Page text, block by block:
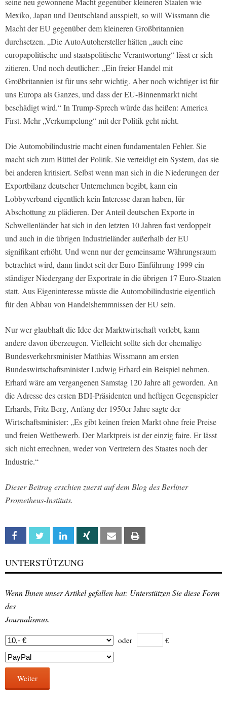
Mexiko, Japan und Deutschland ausspielt, so will Wissmann die
Macht der EU gegenüber dem kleineren Großbritannien
durchsetzen. „Die AutoAutohersteller hätten „auch eine
europapolitische und staatspolitische Verantwortung“ lässt er sich
zitieren. Und noch deutlicher: „Ein freier Handel mit
Großbritannien ist für uns sehr wichtig. Aber noch wichtiger ist für
uns Europa als Ganzes, und dass der EU-Binnenmarkt nicht
beschädigt wird.“ In Trump-Sprech würde das heißen: America
First. Mehr „Verkumpelung“ mit der Politik geht nicht.
Die Automobilindustrie macht einen fundamentalen Fehler. Sie
macht sich zum Büttel der Politik. Sie verteidigt ein System, das sie
bei anderen kritisiert. Selbst wenn man sich in die Niederungen der
Exportbilanz deutscher Unternehmen begibt, kann ein
Lobbyverband eigentlich kein Interesse daran haben, für
Abschottung zu plädieren. Der Anteil deutschen Exporte in
Schwellenländer hat sich in den letzten 10 Jahren fast verdoppelt
und auch in die übrigen Industrieländer außerhalb der EU
signifikant erhöht. Und wenn nur der gemeinsame Währungsraum
betrachtet wird, dann findet seit der Euro-Einführung 1999 ein
ständiger Niedergang der Exportrate in die übrigen 17 Euro-Staaten
statt. Aus Eigeninteresse müsste die Automobilindustrie eigentlich
für den Abbau von Handelshemmnissen der EU sein.
Nur wer glaubhaft die Idee der Marktwirtschaft vorlebt, kann
andere davon überzeugen. Vielleicht sollte sich der ehemalige
Bundesverkehrsminister Matthias Wissmann am ersten
Bundeswirtschaftsminister Ludwig Erhard ein Beispiel nehmen.
Erhard wäre am vergangenen Samstag 120 Jahre alt geworden. An
die Adresse des ersten BDI-Präsidenten und heftigen Gegenspieler
Erhards, Fritz Berg, Anfang der 1950er Jahre sagte der
Wirtschaftsminister: „Es gibt keinen freien Markt ohne freie Preise
und freien Wettbewerb. Der Marktpreis ist der einzig faire. Er lässt
sich nicht errechnen, weder von Vertretern des Staates noch der
Industrie.“
Dieser Beitrag erschien zuerst auf dem Blog des Berliner
Prometheus-Instituts.
Facebook Twitter Linkedin Xing Email
UNTERSTÜTZUNG
Wenn Ihnen unser Artikel gefallen hat: Unterstützen Sie diese Form
des
Journalismus.
oder €
Weiter